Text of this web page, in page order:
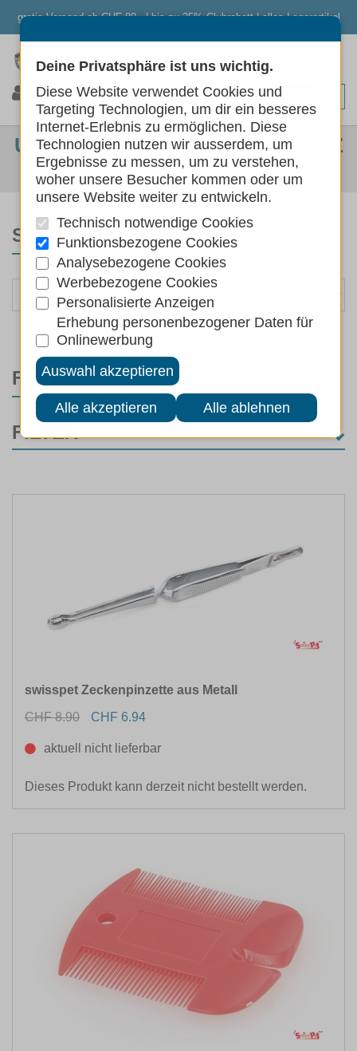
gratis Versand ab CHF 80.- | bis zu 25% Clubrabatt | alles Lagerartikel
0 0 0
UNGEZIEFER & ZECKENSCHUTZ
Hunde Hundepflege Ungeziefer & Zeckenschutz
SORTIEREN NACH
FILTER
FILTER
EIGENSCHAFTEN
MATERIAL
LEBENSPHASE
GESCHMACKSRICHTUNG
SPEZIELLE ERNÄHRUNG
swisspet Zeckenpinzette aus Metall
CHF 8.90
CHF 6.94
aktuell nicht lieferbar
Dieses Produkt kann derzeit nicht bestellt werden.
Deine Privatsphäre ist uns wichtig.
Diese Website verwendet Cookies und
Targeting Technologien, um dir ein besseres
Internet-Erlebnis zu ermöglichen. Diese
Technologien nutzen wir ausserdem, um
Ergebnisse zu messen, um zu verstehen,
woher unsere Besucher kommen oder um
unsere Website weiter zu entwickeln.
Technisch notwendige Cookies
Funktionsbezogene Cookies
Analysebezogene Cookies
Werbebezogene Cookies
Personalisierte Anzeigen
Erhebung personenbezogener Daten für
Onlinewerbung